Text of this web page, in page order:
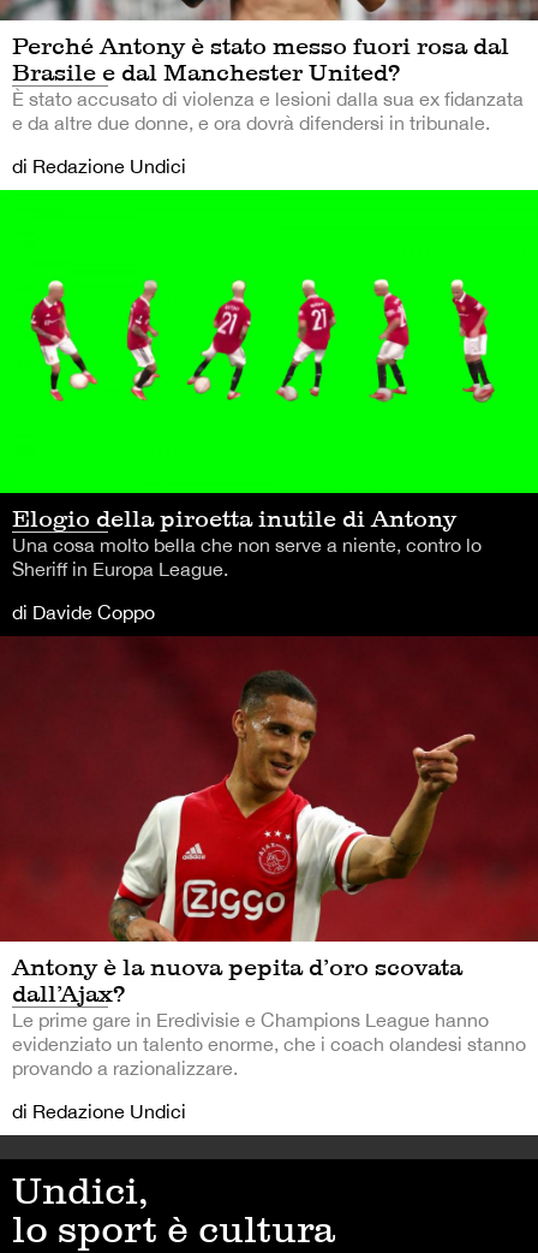
Perché Antony è stato messo fuori rosa dal
Brasile e dal Manchester United?
È stato accusato di violenza e lesioni dalla sua ex fidanzata
e da altre due donne, e ora dovrà difendersi in tribunale.
di Redazione Undici
Elogio della piroetta inutile di Antony
Una cosa molto bella che non serve a niente, contro lo
Sheriff in Europa League.
di Davide Coppo
Antony è la nuova pepita d’oro scovata
dall’Ajax?
Le prime gare in Eredivisie e Champions League hanno
evidenziato un talento enorme, che i coach olandesi stanno
provando a razionalizzare.
di Redazione Undici
Undici,
lo sport è cultura